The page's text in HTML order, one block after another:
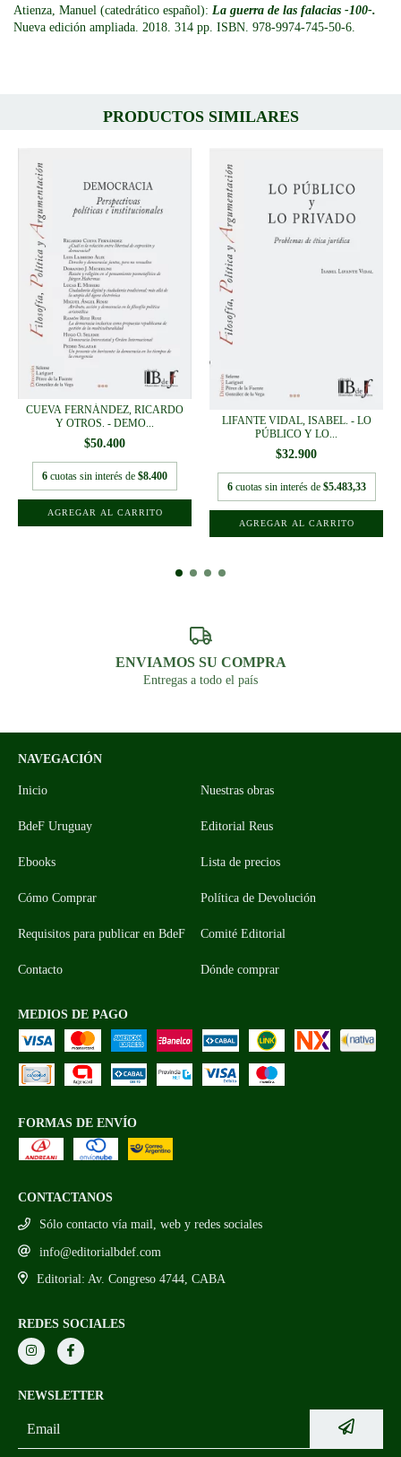
Atienza, Manuel (catedrático español): La guerra de las falacias -100-.
Nueva edición ampliada. 2018. 314 pp. ISBN. 978-9974-745-50-6.
PRODUCTOS SIMILARES
CUEVA FERNÁNDEZ, RICARDO
Y OTROS. - DEMO...
$50.400
6 cuotas sin interés de $8.400
LIFANTE VIDAL, ISABEL. - LO
PÚBLICO Y LO...
$32.900
6 cuotas sin interés de $5.483,33
ENVIAMOS SU COMPRA
Entregas a todo el país
NAVEGACIÓN
Inicio Nuestras obras
BdeF Uruguay Editorial Reus
Ebooks Lista de precios
Cómo Comprar Política de Devolución
Requisitos para publicar en BdeF Comité Editorial
Contacto Dónde comprar
MEDIOS DE PAGO
FORMAS DE ENVÍO
CONTACTANOS
Sólo contacto vía mail, web y redes sociales
info@editorialbdef.com
Editorial: Av. Congreso 4744, CABA
REDES SOCIALES
NEWSLETTER